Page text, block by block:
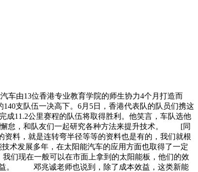
车由13位香港专业教育学院的师生协力4个月打造而
支队伍一决高下。6月5日，香港代表队的队员们携这
11.2公里赛程的队伍将取得胜利。他笑言，车队选他
懈怠，和队友们一起研究各种方法来提升技术。 [同
料，就是连转弯半径等等的资料也是有的，我们就根
发展多年，在太阳能汽车的应用方面也取得了一定
现在一般可以在市面上拿到的太阳能板，他们的效
益。 邓兆诚老师也说到，除了成本效益，这类新能